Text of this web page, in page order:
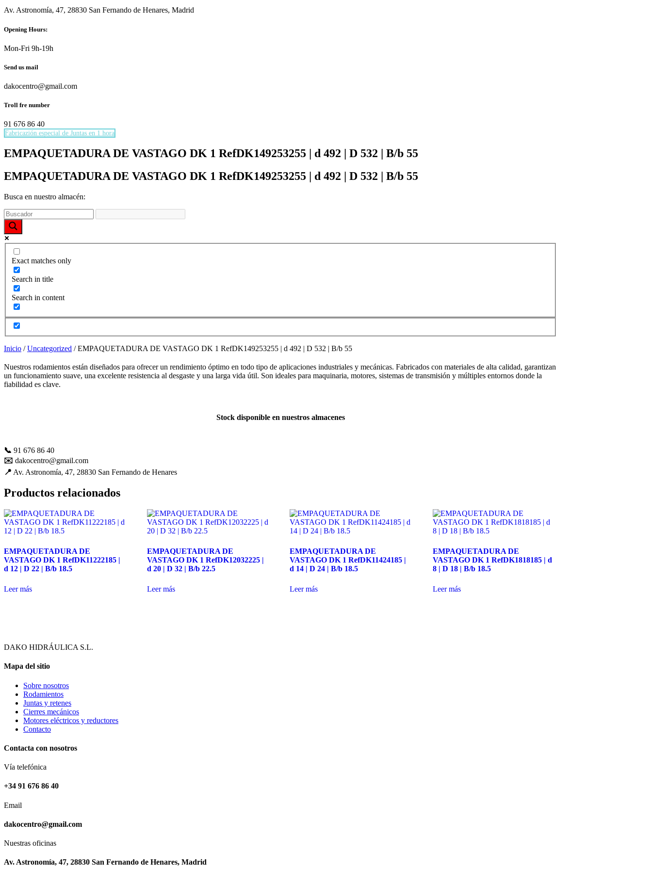
Av. Astronomía, 47, 28830 San Fernando de Henares, Madrid
Opening Hours:
Mon-Fri 9h-19h
Send us mail
dakocentro@gmail.com
Troll fre number
91 676 86 40
Fabricazión especial de Juntas en 1 hora
EMPAQUETADURA DE VASTAGO DK 1 RefDK149253255 | d 492 | D 532 | B/b 55
EMPAQUETADURA DE VASTAGO DK 1 RefDK149253255 | d 492 | D 532 | B/b 55
Busca en nuestro almacén:
Exact matches only
Search in title
Search in content
Inicio /Uncategorized / EMPAQUETADURA DE VASTAGO DK 1 RefDK149253255 | d 492 | D 532 | B/b 55
Nuestros rodamientos están diseñados para ofrecer un rendimiento óptimo en todo tipo de aplicaciones industriales y mecánicas. Fabricados con materiales de alta calidad, garantizan
un funcionamiento suave, una excelente resistencia al desgaste y una larga vida útil. Son ideales para maquinaria, motores, sistemas de transmisión y múltiples entornos donde la
fiabilidad es clave.
Stock disponible en nuestros almacenes
📞 91 676 86 40
✉️ dakocentro@gmail.com
📍 Av. Astronomía, 47, 28830 San Fernando de Henares
Productos relacionados
EMPAQUETADURA DE
VASTAGO DK 1 RefDK11222185 |
d 12 | D 22 | B/b 18.5
Leer más
EMPAQUETADURA DE
VASTAGO DK 1 RefDK12032225 |
d 20 | D 32 | B/b 22.5
Leer más
EMPAQUETADURA DE
VASTAGO DK 1 RefDK11424185 |
d 14 | D 24 | B/b 18.5
Leer más
EMPAQUETADURA DE
VASTAGO DK 1 RefDK1818185 | d
8 | D 18 | B/b 18.5
Leer más
DAKO HIDRÁULICA S.L.
Mapa del sitio
Sobre nosotros
Rodamientos
Juntas y retenes
Cierres mecánicos
Motores eléctricos y reductores
Contacto
Contacta con nosotros
Vía telefónica
+34 91 676 86 40
Email
dakocentro@gmail.com
Nuestras oficinas
Av. Astronomía, 47, 28830 San Fernando de Henares, Madrid
Necesarias
Estas
son
opcionales.
necesarias
para que
funcione la
puedas
acceder a
nuestro
contenido.
Estadísticas
Para que
podamos
mejorar la
funcionalidad
y estructura
de la web,
utilizaremos
las
estadísticas
de uso en la
tu ayuda.
Para que
funcione lo
mejor posible
durante tu
visita. Es una
hacerte
disfrutar del
paseo por
Si rechaza estas
serás de gran
Marketing
Al compartir
tus intereses y
comportamiento
mientras visitas
nuestro sitio,
posibilidad de
ofertas
Así verás lo que
interesa.